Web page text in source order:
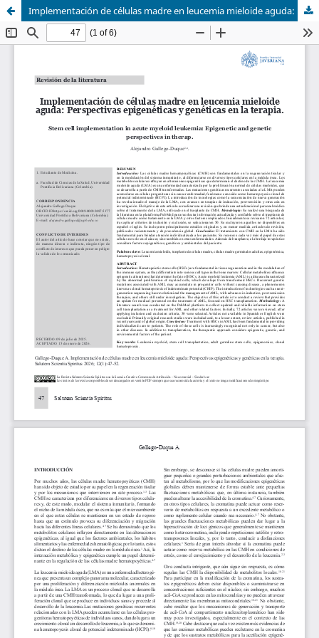
Implementación de células madre en leucemia mieloide aguda: Perspectivas epigenéticas y genéticas en la terapia.